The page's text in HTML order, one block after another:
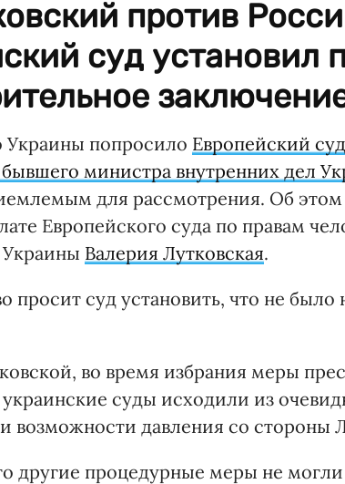
против
суд установил
Украины попросило Европейский
министра внутренних дел
для рассмотрения. Об этом
Европейского суда по правам
Украины Валерия Лутковская.
просит суд установить, что не
во время избрания меры
суды исходили из
возможности давления со стороны
другие процедурные меры не